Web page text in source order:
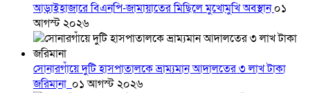
আড়াইহাজারে বিএনপি-জামায়াতের মিছিলে মুখোমুখি অবস্থান০১
আগস্ট ২০২৬
সোনারগাঁয়ে দুটি হাসপাতালকে ভ্রাম্যমান আদালতের ৩ লাখ টাকা
জরিমানা ০১ আগস্ট ২০২৬